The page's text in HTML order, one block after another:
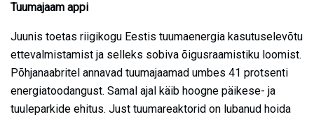
Tuumajaam appi
Juunis toetas riigikogu Eestis tuumaenergia kasutuselevõtu
ettevalmistamist ja selleks sobiva õigusraamistiku loomist.
Põhjanaabritel annavad tuumajaamad umbes 41 protsenti
energiatoodangust. Samal ajal käib hoogne päikese- ja
tuuleparkide ehitus. Just tuumareaktorid on lubanud hoida